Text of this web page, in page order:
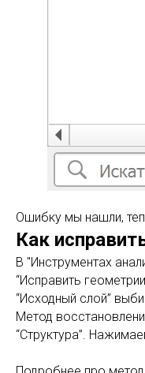
Ошибку мы нашли,
Как
В "Инструментах
“Исправить
“Исходный слой”
Метод
“Структура”.